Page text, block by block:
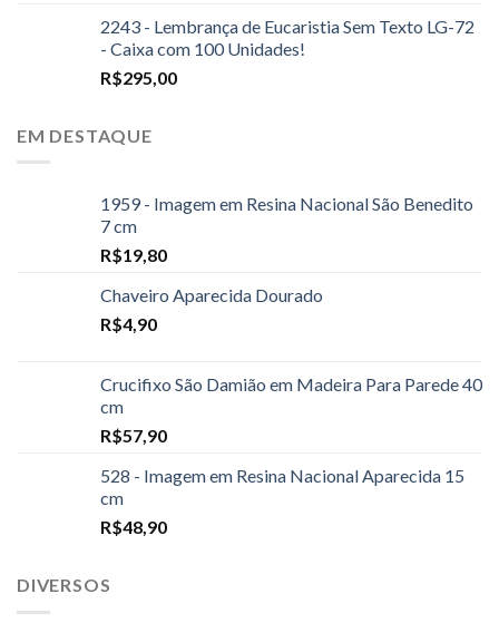
2243 - Lembrança de Eucaristia Sem Texto LG-72
- Caixa com 100 Unidades!
R$295,00
EM DESTAQUE
1959 - Imagem em Resina Nacional São Benedito
7 cm
R$19,80
Chaveiro Aparecida Dourado
R$4,90
Crucifixo São Damião em Madeira Para Parede 40
cm
R$57,90
528 - Imagem em Resina Nacional Aparecida 15
cm
R$48,90
DIVERSOS